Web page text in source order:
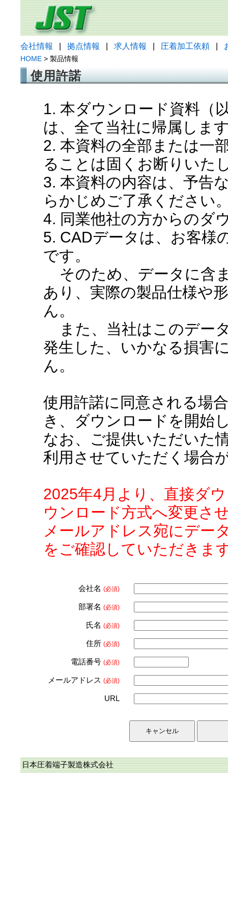
会社情報 拠点情報 求人情報 圧着加工依頼
HOME > 製品情報
使用許諾
1. 本ダウンロード資料（
は、全て当社に帰属しま
2. 本資料の全部または一
ることは固くお断りいた
3. 本資料の内容は、予告
らかじめご了承ください
4. 同業他社の方からのダ
5. CADデータは、お客様
です。
そのため、データに含
あり、実際の製品仕様や
ん。
また、当社はこのデー
発生した、いかなる損害
ん。
使用許諾に同意される場
き、ダウンロードを開始
なお、ご提供いただいた
利用させていただく場合
2025年4月より、直接ダ
ウンロード方式へ変更さ
メールアドレス宛にデー
をご確認していただきま
会社名 (必須)
部署名 (必須)
氏名 (必須)
住所 (必須)
電話番号 (必須)
メールアドレス (必須)
URL
日本圧着端子製造株式会社